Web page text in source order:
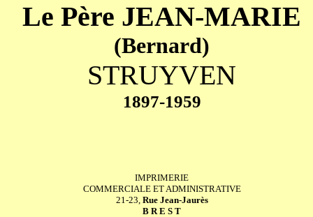
Le Père JEAN-MARIE
(Bernard)
STRUYVEN
1897-1959
IMPRIMERIE
COMMERCIALE ET ADMINISTRATIVE
21-23, Rue Jean-Jaurès
B R E S T